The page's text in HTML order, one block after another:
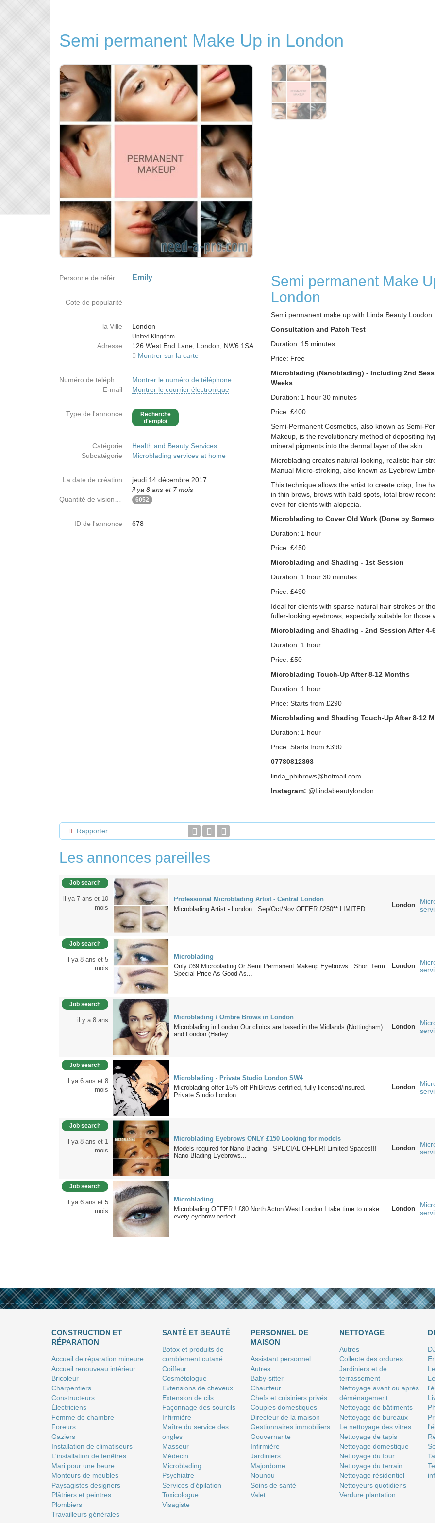
Semi permanent Make Up in London
Semi permanent Make
London
Semi permanent make up with Linda Beauty London.
Consultation and Patch Test
Duration: 15 minutes
Price: Free
Microblading (Nanoblading) - Including 2nd
Weeks
Duration: 1 hour 30 minutes
Price: £400
Semi-Permanent Cosmetics, also known as Semi-
Makeup, is the revolutionary method of depositing
mineral pigments into the dermal layer of the skin.
Microblading creates natural-looking, realistic hair
Manual Micro-stroking, also known as Eyebrow
This technique allows the artist to create crisp, fine
in thin brows, brows with bald spots, total brow
even for clients with alopecia.
Microblading to Cover Old Work (Done by
Duration: 1 hour
Price: £450
Microblading and Shading - 1st Session
Duration: 1 hour 30 minutes
Price: £490
Ideal for clients with sparse natural hair strokes or
fuller-looking eyebrows, especially suitable for those
Microblading and Shading - 2nd Session After 4-
Duration: 1 hour
Price: £50
Microblading Touch-Up After 8-12 Months
Duration: 1 hour
Price: Starts from £290
Microblading and Shading Touch-Up After 8-12
Duration: 1 hour
Price: Starts from £390
07780812393
linda_phibrows@hotmail.com
Instagram: @Lindabeautylondon
Emily
Cote de popularité
la Ville
London
Country
United Kingdom
Adresse
126 West End Lane, London, NW6 1SA
Montrer sur la carte
Montrer le numéro de téléphone
E-mail
Montrer le courrier électronique
Type de l'annonce
Recherche
d'emploi
Catégorie
Health and Beauty Services
Subcatégorie
Microblading services at home
La date de création
jeudi 14 décembre 2017
il ya 8 ans et 7 mois
6052
ID de l'annonce 678
Rapporter
Les annonces pareilles
Job search
il ya 7 ans et 10
mois
Professional Microblading Artist - Central London
Microblading Artist - London Sep/Oct/Nov OFFER £250** LIMITED...
London
Job search
il ya 8 ans et 5
mois
Microblading
Only £69 Microblading Or Semi Permanent Makeup Eyebrows Short Term
Special Price As Good As...
London
Job search
il y a 8 ans
Microblading / Ombre Brows in London
Microblading in London Our clinics are based in the Midlands (Nottingham)
and London (Harley...
London
Job search
il ya 6 ans et 8
mois
Microblading - Private Studio London SW4
Microblading offer 15% off PhiBrows certified, fully licensed/insured.
Private Studio London...
London
Job search
il ya 8 ans et 1
mois
Microblading Eyebrows ONLY £150 Looking for models
Models required for Nano-Blading - SPECIAL OFFER! Limited Spaces!!!
Nano-Blading Eyebrows...
London
Job search
il ya 6 ans et 5
mois
Microblading
Microblading OFFER ! £80 North Acton West London I take time to make
every eyebrow perfect...
London
CONSTRUCTION ET
RÉPARATION
Accueil de réparation mineure
Accueil renouveau intérieur
Bricoleur
Charpentiers
Constructeurs
Électriciens
Femme de chambre
Foreurs
Gaziers
Installation de climatiseurs
L'installation de fenêtres
Mari pour une heure
Monteurs de meubles
Paysagistes designers
Plâtriers et peintres
Plombiers
Travailleurs générales
SANTÉ ET BEAUTÉ
Botox et produits de
comblement cutané
Coiffeur
Сosmétologue
Extensions de cheveux
Extension de cils
Façonnage des sourcils
Infirmière
Maître du service des
ongles
Masseur
Médecin
Microblading
Psychiatre
Services d'épilation
Toxicologue
Visagiste
PERSONNEL DE
MAISON
Assistant personnel
Autres
Baby-sitter
Chauffeur
Chefs et cuisiniers privés
Couples domestiques
Directeur de la maison
Gestionnaires immobiliers
Gouvernante
Infirmière
Jardiniers
Majordome
Nounou
Soins de santé
Valet
NETTOYAGE
Autres
Collecte des ordures
Jardiniers et de
terrassement
Nettoyage avant ou après
déménagement
Nettoyage de bâtiments
Nettoyage de bureaux
Le nettoyage des vitres
Nettoyage de tapis
Nettoyage domestique
Nettoyage du four
Nettoyage du terrain
Nettoyage résidentiel
Nettoyeurs quotidiens
Verdure plantation
DJ